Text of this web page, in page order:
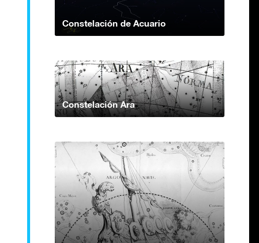
Constelación de Acuario
Constelación Ara